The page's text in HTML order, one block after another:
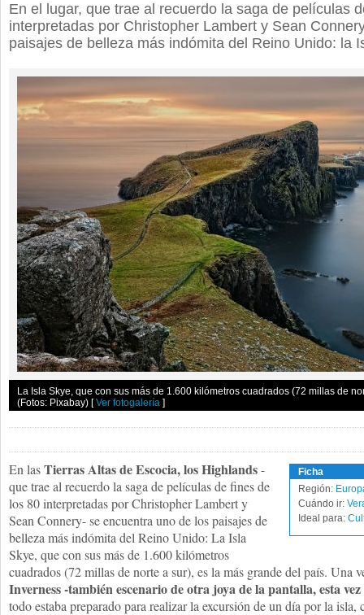
En el lugar, que trae al recuerdo la saga de películas
interpretadas por Christopher Lambert y Sean
paisajes de belleza más indómita del Reino Unido: la
La Isla Skye, que con sus más de 1.600 kilómetros cuadrados (72 millas de
(Fotos: Pixabay) [Ver fotogalería ]
Ficha
Región:
Cuándo ir:
Ideal para:
En lasTierras Altas de Escocia, los Highlands-
que trae al recuerdo la saga de películas de fines de
los 80 interpretadas por Christopher Lambert y
Sean Connery- se encuentra uno de los paisajes de
belleza más indómita del Reino Unido: La Isla
Skye, que con sus más de 1.600 kilómetros
cuadrados (72 millas de norte a sur), es la más grande del país. Una
Inverness -también escenario de otra joya de la pantalla, esta
todo estaba preparado para realizar la excursión de un día por la